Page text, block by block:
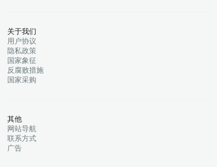
关于我们
用户协议
隐私政策
国家象征
反腐败措施
国家采购
其他
网站导航
联系方式
广告